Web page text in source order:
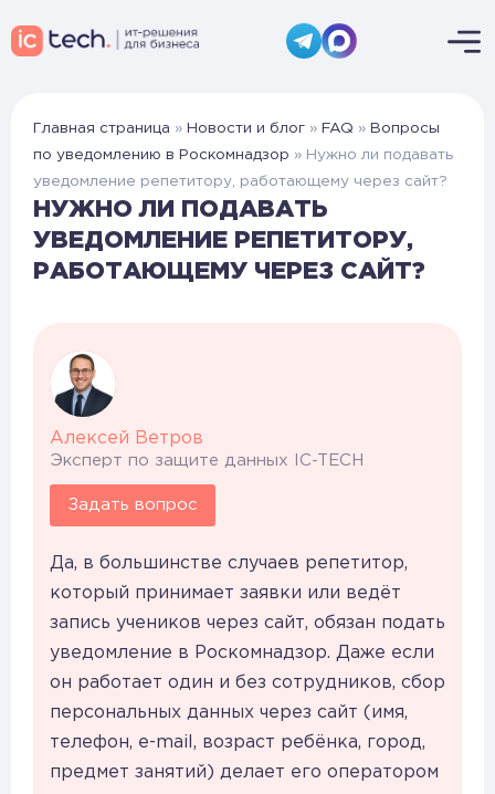
Главная страница » Новости и блог » FAQ » Вопросы
по уведомлению в Роскомнадзор » Нужно ли подавать
уведомление репетитору, работающему через сайт?
НУЖНО ЛИ ПОДАВАТЬ
УВЕДОМЛЕНИЕ РЕПЕТИТОРУ,
РАБОТАЮЩЕМУ ЧЕРЕЗ САЙТ?
Алексей Ветров
Эксперт по защите данных IC-TECH
Задать вопрос
Да, в большинстве случаев репетитор,
который принимает заявки или ведёт
запись учеников через сайт, обязан подать
уведомление в Роскомнадзор. Даже если
он работает один и без сотрудников, сбор
персональных данных через сайт (имя,
телефон, e-mail, возраст ребёнка, город,
предмет занятий) делает его оператором